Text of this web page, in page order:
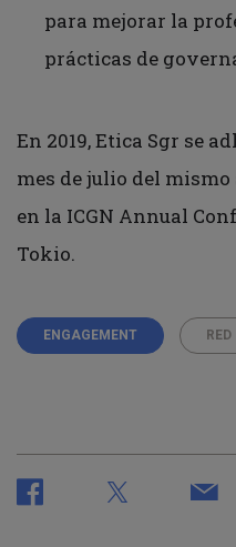
para mejorar la
prácticas de
En 2019, Etica Sgr se
mes de julio del
en la ICGN Annual
Tokio.
ENGAGEMENT RED